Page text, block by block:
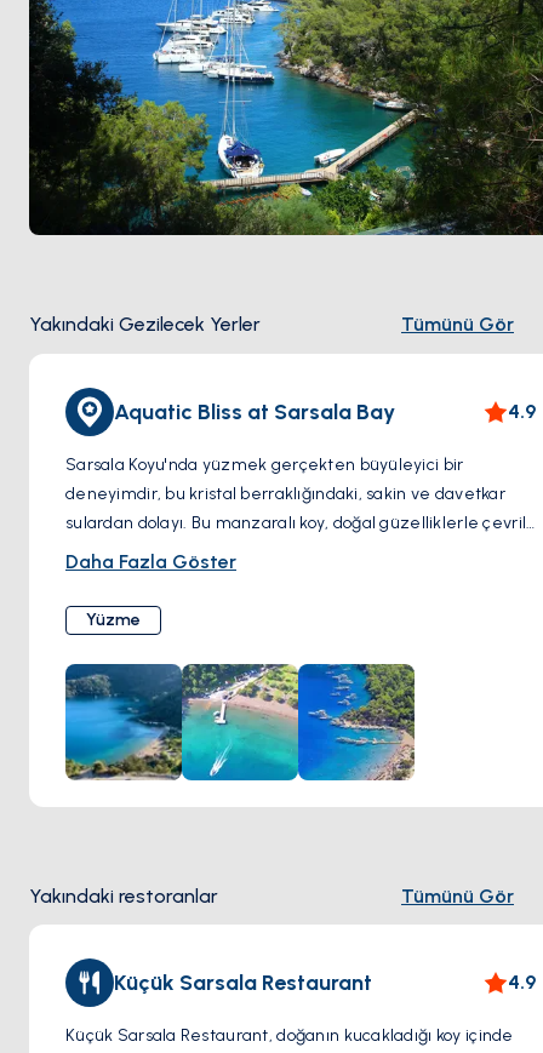
Yakındaki Gezilecek Yerler Tümünü Gör
Aquatic Bliss at Sarsala Bay 4.9
Sarsala Koyu'nda yüzmek gerçekten büyüleyici bir
deneyimdir, bu kristal berraklığındaki, sakin ve davetkar
sulardan dolayı. Bu manzaralı koy, doğal güzelliklerle çevrili
bir ortamda, hem tutkulu yüzücüler hem de sadece
Koyun ferah ve lekesiz suları, yüzme, şnorkelle dalış ve
diğer su aktiviteleri için mükemmel bir noktadır. Doğal
güzelliği ve sakin atmosferiyle Sarsala Koyu, huzurlu ve
canlandırıcı bir yüzme deneyimi arayanlar için ideal bir
kaçış noktası sunar.
Daha Fazla Göster
Yüzme
Yakındaki restoranlar Tümünü Gör
Küçük Sarsala Restaurant 4.9
Küçük Sarsala Restaurant, doğanın kucakladığı koy içinde